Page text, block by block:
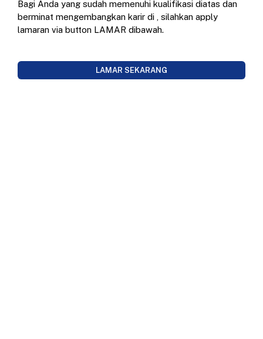
Bagi Anda yang sudah memenuhi kualifikasi diatas dan
berminat mengembangkan karir di , silahkan apply
lamaran via button LAMAR dibawah.
LAMAR SEKARANG